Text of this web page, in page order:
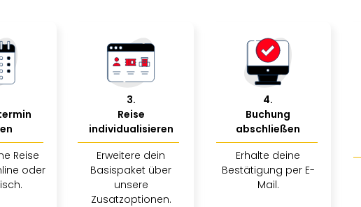
Reise
oder
3.
Reise
individualisieren
Erweitere dein
Basispaket über
unsere
Zusatzoptionen.
4.
Buchung
abschließen
Erhalte deine
Bestätigung per E-
Mail.